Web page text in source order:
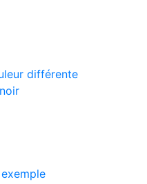
différente